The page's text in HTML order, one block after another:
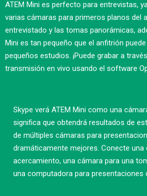
ATEM Mini es perfecto para entrevistas,
varias cámaras para primeros planos del
entrevistado y las tomas panorámicas,
Mini es tan pequeño que el anfitrión
pequeños estudios. ¡Puede grabar a
transmisión en vivo usando el software
Skype verá ATEM Mini como una
significa que obtendrá resultados de
de múltiples cámaras para
dramáticamente mejores. Conecte una
acercamiento, una cámara para una
una computadora para presentaciones